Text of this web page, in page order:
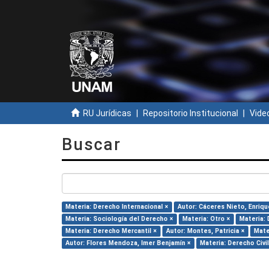
RU Jurídicas Repositorio Institucional
Buscar
Materia: Derecho Internacional × Autor: Cáceres Nieto,
Materia: Sociología del Derecho ×
Materia: Otro × Materia:
Materia: Derecho Mercantil ×
Autor: Montes, Patricia ×
Autor: Flores Mendoza, Imer Benjamín ×
Materia: Derecho